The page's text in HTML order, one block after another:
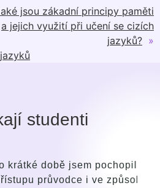
jsou zákadní principy paměti
a jejich využití při učení se cizích
jazyků? »
studenti
jsem pochopila rozdíl v
i ve způsobu výuky